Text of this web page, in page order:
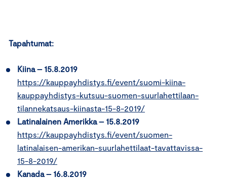
Tapahtumat:
Kiina – 15.8.2019
https://kauppayhdistys.fi/event/suomi-kiina-
kauppayhdistys-kutsuu-suomen-suurlahettilaan-
tilannekatsaus-kiinasta-15-8-2019/
Latinalainen Amerikka – 15.8.2019
https://kauppayhdistys.fi/event/suomen-
latinalaisen-amerikan-suurlahettilaat-tavattavissa-
15-8-2019/
Kanada – 16.8.2019